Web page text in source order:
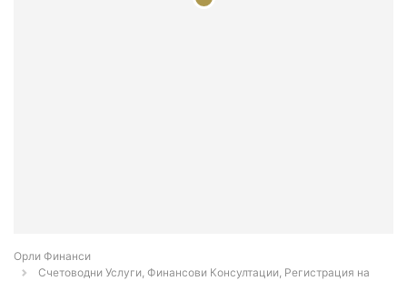
Орли Финанси
Счетоводни Услуги, Финансови Консултации, Регистрация на